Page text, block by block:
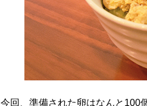
今回、準備された卵はなんと100